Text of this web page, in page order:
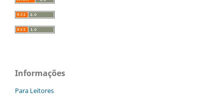
Informações
Para Leitores